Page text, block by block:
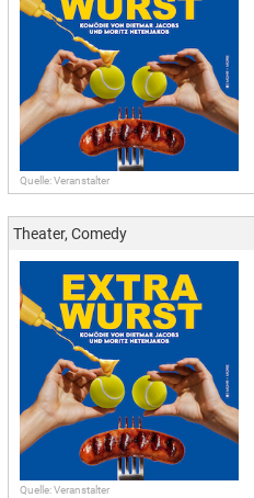
Quelle: Veranstalter
Theater, Comedy
Quelle: Veranstalter